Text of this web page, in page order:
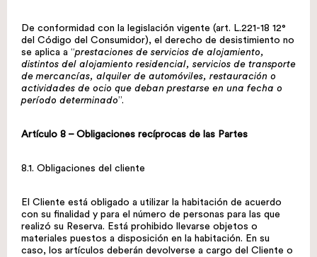
De conformidad con la legislación vigente (art. L.221-18 12°
del Código del Consumidor), el derecho de desistimiento no
se aplica a “prestaciones de servicios de alojamiento,
distintos del alojamiento residencial, servicios de transporte
de mercancías, alquiler de automóviles, restauración o
actividades de ocio que deban prestarse en una fecha o
período determinado”.
Artículo 8 – Obligaciones recíprocas de las Partes
8.1. Obligaciones del cliente
El Cliente está obligado a utilizar la habitación de acuerdo
con su finalidad y para el número de personas para las que
realizó su Reserva. Está prohibido llevarse objetos o
materiales puestos a disposición en la habitación. En su
caso, los artículos deberán devolverse a cargo del Cliente o